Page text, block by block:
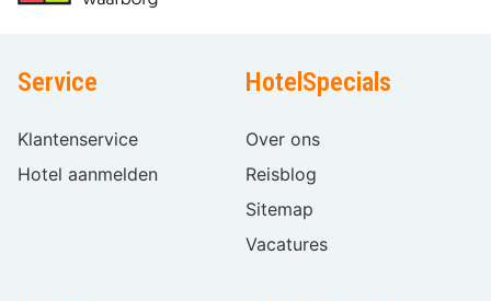
Service
Klantenservice
Hotel aanmelden
HotelSpecials
Over ons
Reisblog
Sitemap
Vacatures